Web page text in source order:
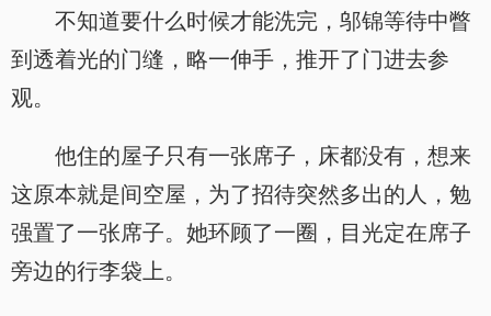
不知道要什么时候才能洗完，邬锦等待中瞥
到透着光的门缝，略一伸手，推开了门进去参
观。
他住的屋子只有一张席子，床都没有，想来
这原本就是间空屋，为了招待突然多出的人，勉
强置了一张席子。她环顾了一圈，目光定在席子
旁边的行李袋上。